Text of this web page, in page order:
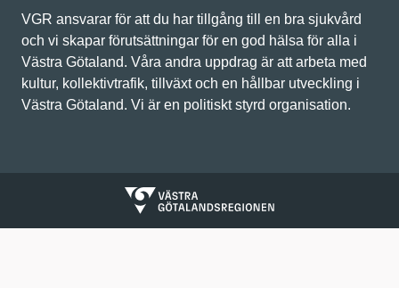
VGR ansvarar för att du har tillgång till en bra sjukvård
och vi skapar förutsättningar för en god hälsa för alla i
Västra Götaland. Våra andra uppdrag är att arbeta med
kultur, kollektivtrafik, tillväxt och en hållbar utveckling i
Västra Götaland. Vi är en politiskt styrd organisation.